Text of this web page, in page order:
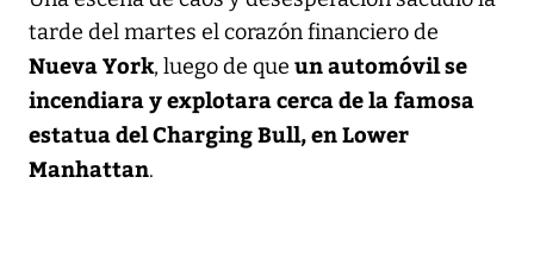
tarde del martes el corazón financiero de
Nueva York, luego de que un automóvil se
incendiara y explotara cerca de la famosa
estatua del Charging Bull, en Lower
Manhattan.